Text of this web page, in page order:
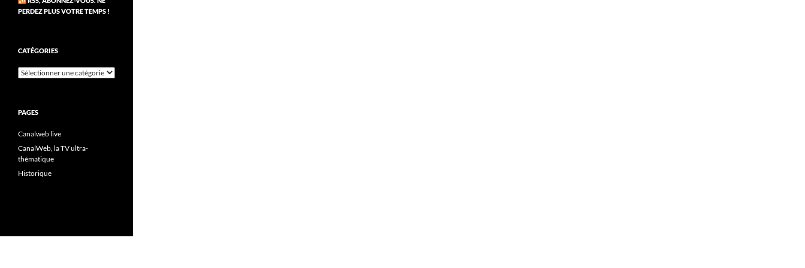
PERDEZ PLUS VOTRE TEMPS !
CATÉGORIES
Catégories
PAGES
Canalweb live
CanalWeb, la TV ultra-
thématique
Historique